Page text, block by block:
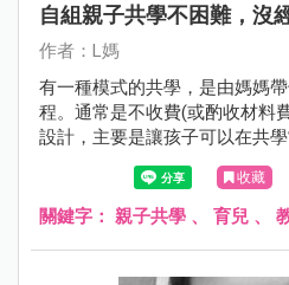
自組親子共學不困難，沒
作者：L媽
有一種模式的共學，是由媽媽
程。通常是不收費(或酌收材料
設計，主要是讓孩子可以在共
學習，也可以增加其社交活動
收藏
關鍵字： 親子共學 、 育兒 、